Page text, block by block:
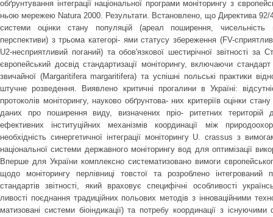
обґрунтування інтеграції національної програми моніторингу з
ньою мережею Natura 2000. Результати. Встановлено, що Директива 92/
системи оцінки стану популяцій (ареал поширення, чисельність
перспективи) з трьома категорі- ями статусу збереження (FV-
U2-несприятливий поганий) та обов'язкової шестирічної звітності за
європейський досвід стандартизації моніторингу, включаючи
звичайної (Margaritifera margaritifera) та успішні польські практики
штучне розведення. Виявлено критичні прогалини в Україні:
протоколів моніторингу, науково обґрунтова- них критеріїв оцінки
даних про поширення виду, визначених пріо- ритетних територій
ефективних інституційних механізмів координації між
необхідність синергетичної інтеграції моніторингу U. crassus з
національної системи державного моніторингу вод для оптимізації
Вперше для України комплексно систематизовано вимоги
щодо моніторингу перлівниці товстої та розроблено інтегрований
стандартів звітності, який враховує специфічні особливості
ливості поєднання традиційних польових методів з інноваційними
матизовані системи біоіндикації) та потребу координації з існуючими